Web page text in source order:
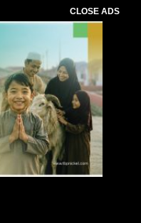
CLOSE ADS